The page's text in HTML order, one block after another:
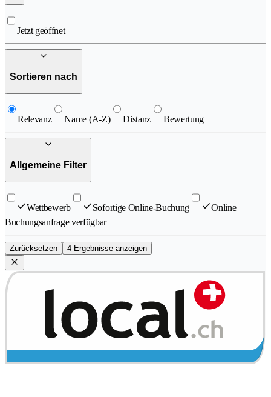
Jetzt geöffnet
Sortieren nach
Relevanz Name (A-Z) Distanz Bewertung
Allgemeine Filter
Wettbewerb Sofortige Online-Buchung
Online
Buchungsanfrage verfügbar
Zurücksetzen 4 Ergebnisse anzeigen